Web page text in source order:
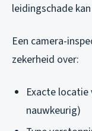
leidingschade
Een camera-
zekerheid over:
Exacte
nauwkeurig)